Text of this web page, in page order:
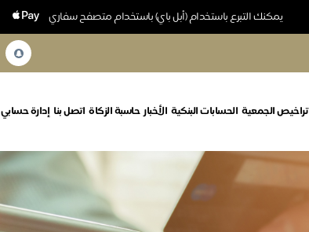
يمكنك التبرع باستخدام (أبل باي) باستخدام متصفح سفاري
تراخيص الجمعية الحسابات البنكية الأخبار حاسبة الزكاة اتصل بنا إدارة حسابي